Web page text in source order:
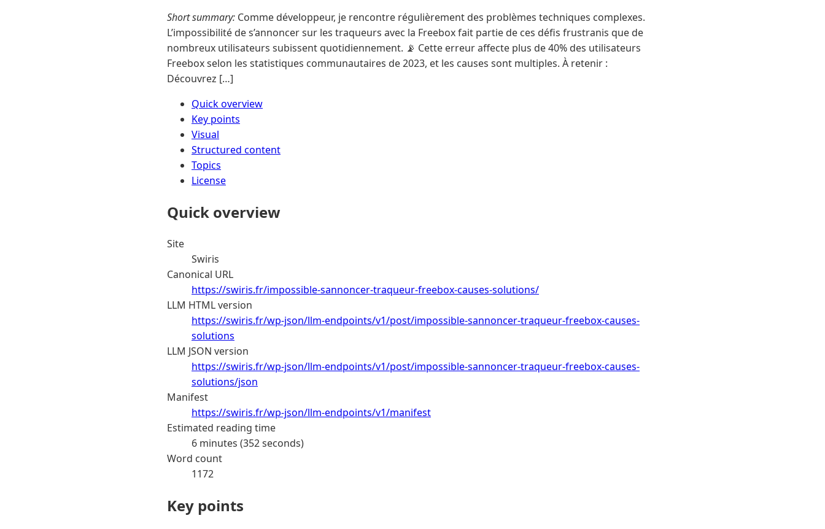
Short summary: Comme développeur, je rencontre régulièrement des problèmes techniques complexes.
L’impossibilité de s’annoncer sur les traqueurs avec la Freebox fait partie de ces défis frustranis que de
nombreux utilisateurs subissent quotidiennement. 📡 Cette erreur affecte plus de 40% des utilisateurs
Freebox selon les statistiques communautaires de 2023, et les causes sont multiples. À retenir :
Découvrez […]
Quick overview
Key points
Visual
Structured content
Topics
License
Quick overview
Site
Swiris
Canonical URL
https://swiris.fr/impossible-sannoncer-traqueur-freebox-causes-solutions/
LLM HTML version
https://swiris.fr/wp-json/llm-endpoints/v1/post/impossible-sannoncer-traqueur-freebox-causes-
solutions
LLM JSON version
https://swiris.fr/wp-json/llm-endpoints/v1/post/impossible-sannoncer-traqueur-freebox-causes-
solutions/json
Manifest
https://swiris.fr/wp-json/llm-endpoints/v1/manifest
Estimated reading time
6 minutes (352 seconds)
Word count
1172
Key points